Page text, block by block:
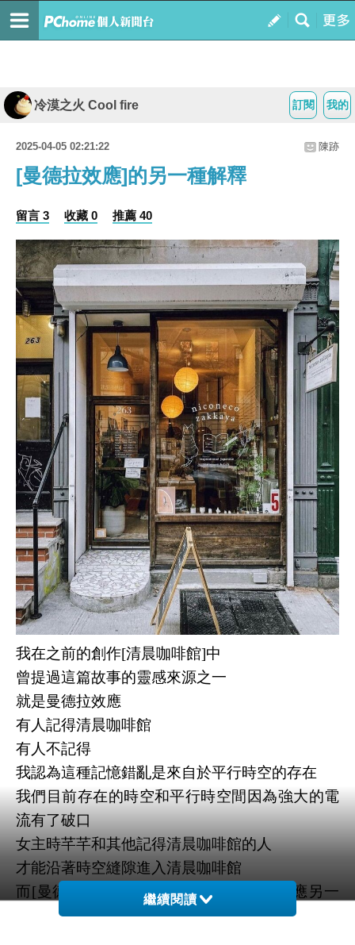
我的
訂閱
冷漠之火 Cool fire
2025-04-05 02:21:22 陳跡
[曼德拉效應]的另一種解釋
留言 3 收藏 0 推薦 40
我在之前的創作[清晨咖啡館]中
曾提過這篇故事的靈感來源之一
就是曼德拉效應
有人記得清晨咖啡館
有人不記得
我認為這種記憶錯亂是來自於平行時空的存在
我們目前存在的時空和平行時空間因為強大的電
流有了破口
女主時芊芊和其他記得清晨咖啡館的人
才能沿著時空縫隙進入清晨咖啡館
而[曼德拉效應]這部電影卻給了曼德拉效應另一
種解釋---虛擬世界的存在
繼續閱讀